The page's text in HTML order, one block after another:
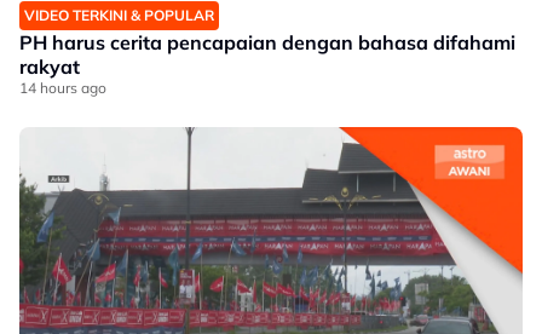
VIDEO TERKINI & POPULAR
PH harus cerita pencapaian dengan bahasa difahami
rakyat
14 hours ago